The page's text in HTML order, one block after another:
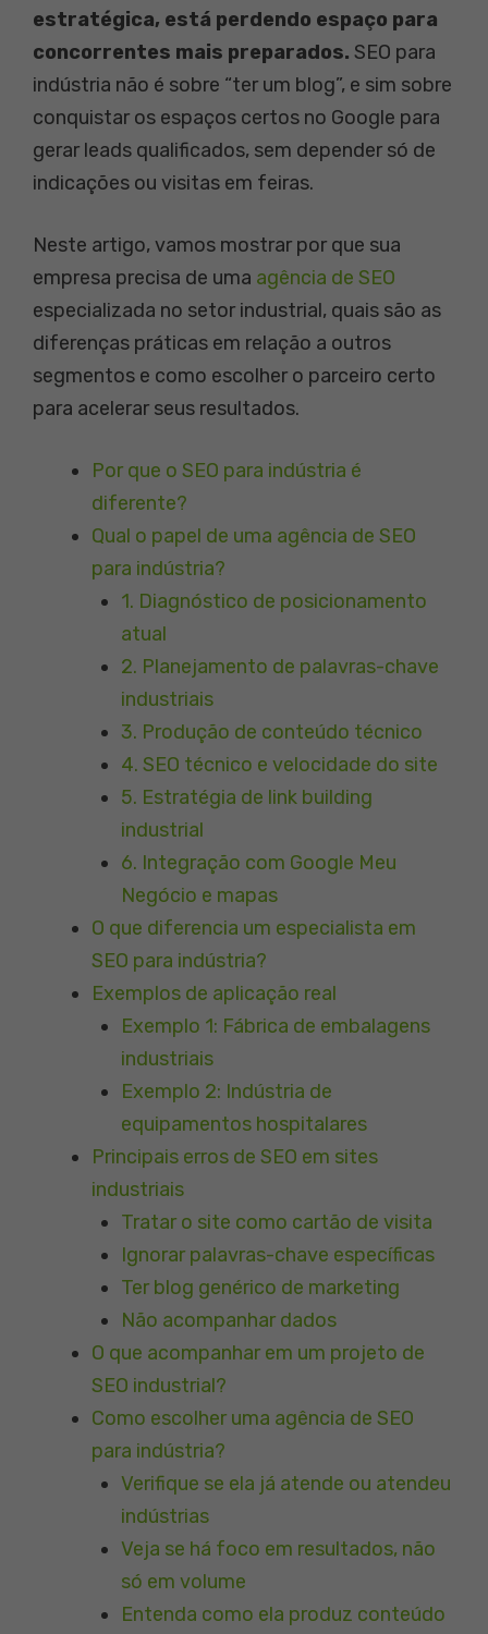
estratégica, está perdendo espaço para
concorrentes mais preparados. SEO para
indústria não é sobre “ter um blog”, e sim sobre
conquistar os espaços certos no Google para
gerar leads qualificados, sem depender só de
indicações ou visitas em feiras.
Neste artigo, vamos mostrar por que sua
empresa precisa de uma agência de SEO
especializada no setor industrial, quais são as
diferenças práticas em relação a outros
segmentos e como escolher o parceiro certo
para acelerar seus resultados.
Por que o SEO para indústria é
diferente?
Qual o papel de uma agência de SEO
para indústria?
1. Diagnóstico de posicionamento
atual
2. Planejamento de palavras-chave
industriais
3. Produção de conteúdo técnico
4. SEO técnico e velocidade do site
5. Estratégia de link building
industrial
6. Integração com Google Meu
Negócio e mapas
O que diferencia um especialista em
SEO para indústria?
Exemplos de aplicação real
Exemplo 1: Fábrica de embalagens
industriais
Exemplo 2: Indústria de
equipamentos hospitalares
Principais erros de SEO em sites
industriais
Tratar o site como cartão de visita
Ignorar palavras-chave específicas
Ter blog genérico de marketing
Não acompanhar dados
O que acompanhar em um projeto de
SEO industrial?
Como escolher uma agência de SEO
para indústria?
Verifique se ela já atende ou atendeu
indústrias
Veja se há foco em resultados, não
só em volume
Entenda como ela produz conteúdo